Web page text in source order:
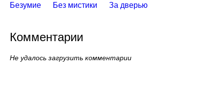
Безумие
Без мистики За дверью
Комментарии
Не удалось загрузить комментарии